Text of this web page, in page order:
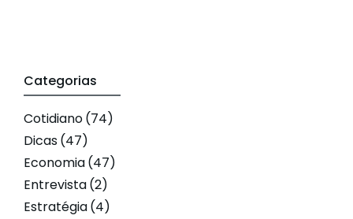
Categorias
Cotidiano(74)
Dicas(47)
Economia(47)
Entrevista(2)
Estratégia(4)